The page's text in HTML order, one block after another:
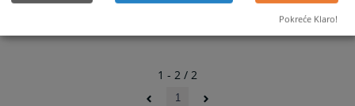
1 - 2 / 2
1
Pokreće Klaro!